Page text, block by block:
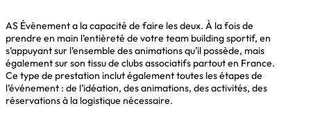
AS Évènement a la capacité de faire les deux. À la fois de
prendre en main l’entièreté de votre team building sportif, en
s’appuyant sur l’ensemble des animations qu’il possède, mais
également sur son tissu de clubs associatifs partout en France.
Ce type de prestation inclut également toutes les étapes de
l’événement : de l’idéation, des animations, des activités, des
réservations à la logistique nécessaire.